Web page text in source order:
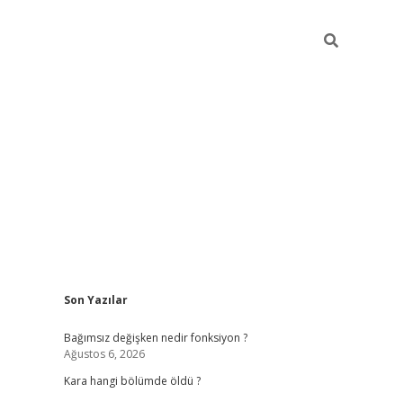
Sidebar
Son Yazılar
Bağımsız değişken nedir fonksiyon ?
Ağustos 6, 2026
Kara hangi bölümde öldü ?